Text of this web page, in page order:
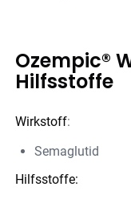
Ozempic®
Hilfsstoffe
Wirkstoff:
Semaglutid
Hilfsstoffe: